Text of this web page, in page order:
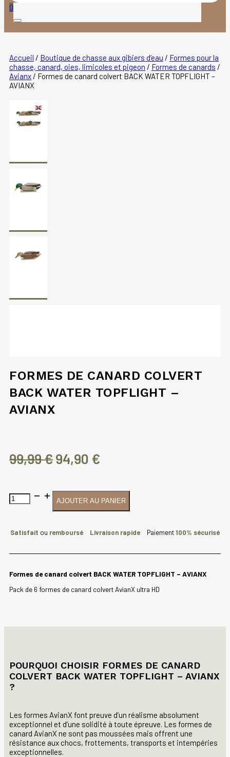
0
Accueil / Boutique de chasse aux gibiers d’eau / Formes pour la
chasse, canard, oies, limicoles et pigeon / Formes de canards /
Avianx/ Formes de canard colvert BACK WATER TOPFLIGHT –
AVIANX
FORMES DE CANARD COLVERT
BACK WATER TOPFLIGHT –
AVIANX
99,99€Le
initial
était :
94,90 €
actuel
est :
quantité
de
canard
-
AVIANX
AJOUTER AU PANIER
Satisfait ou remboursé Livraison rapide Paiement100% sécurisé
Formes de canard colvert BACK WATER TOPFLIGHT – AVIANX
Pack de 6 formes de canard colvert AvianX ultra HD
POURQUOI CHOISIR FORMES DE CANARD
COLVERT BACK WATER TOPFLIGHT – AVIANX
?
Les formes AvianX font preuve d’un réalisme absolument
exceptionnel et d’une solidité à toute épreuve. Les formes de
canard AvianX ne sont pas moussées mais offrent une
résistance aux chocs, frottements, transports et intempéries
exceptionnelles.